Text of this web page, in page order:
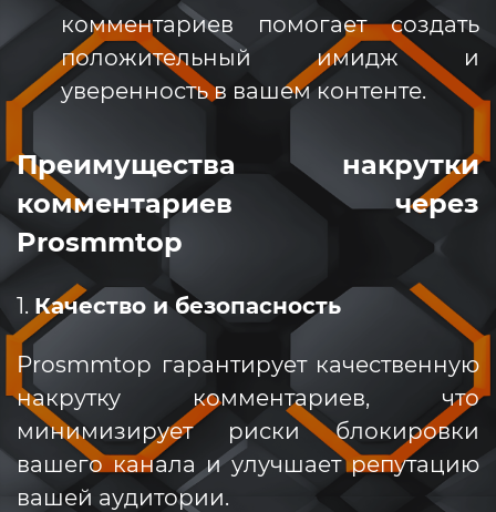
комментариев помогает создать
положительный имидж и
уверенность в вашем контенте.
Преимущества накрутки
комментариев через
Prosmmtop
1. Качество и безопасность
Prosmmtop гарантирует качественную
накрутку комментариев, что
минимизирует риски блокировки
вашего канала и улучшает репутацию
вашей аудитории.